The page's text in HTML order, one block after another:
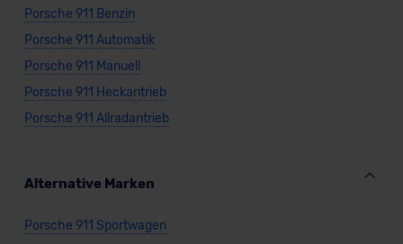
Porsche 911 Benzin
Porsche 911 Automatik
Porsche 911 Manuell
Porsche 911 Heckantrieb
Porsche 911 Allradantrieb
Alternative Marken
Porsche 911 Sportwagen